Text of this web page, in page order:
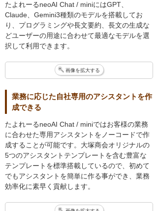
たよれーるneoAI Chat / miniにはGPT、
Claude、Gemini3種類のモデルを搭載してお
り、プログラミングや長文要約、長文の生成な
どユーザーの用途に合わせて最適なモデルを選
択して利用できます。
画像を拡大する
業務に応じた自社専用のアシスタントを作
成できる
たよれーるneoAI Chat / miniではお客様の業務
に合わせた専用アシスタントをノーコードで作
成することが可能です。大塚商会オリジナルの
5つのアシスタントテンプレートを含む豊富な
テンプレートを標準搭載しているので、初めて
でもアシスタントを簡単に作る事ができ、業務
効率化に素早く貢献します。